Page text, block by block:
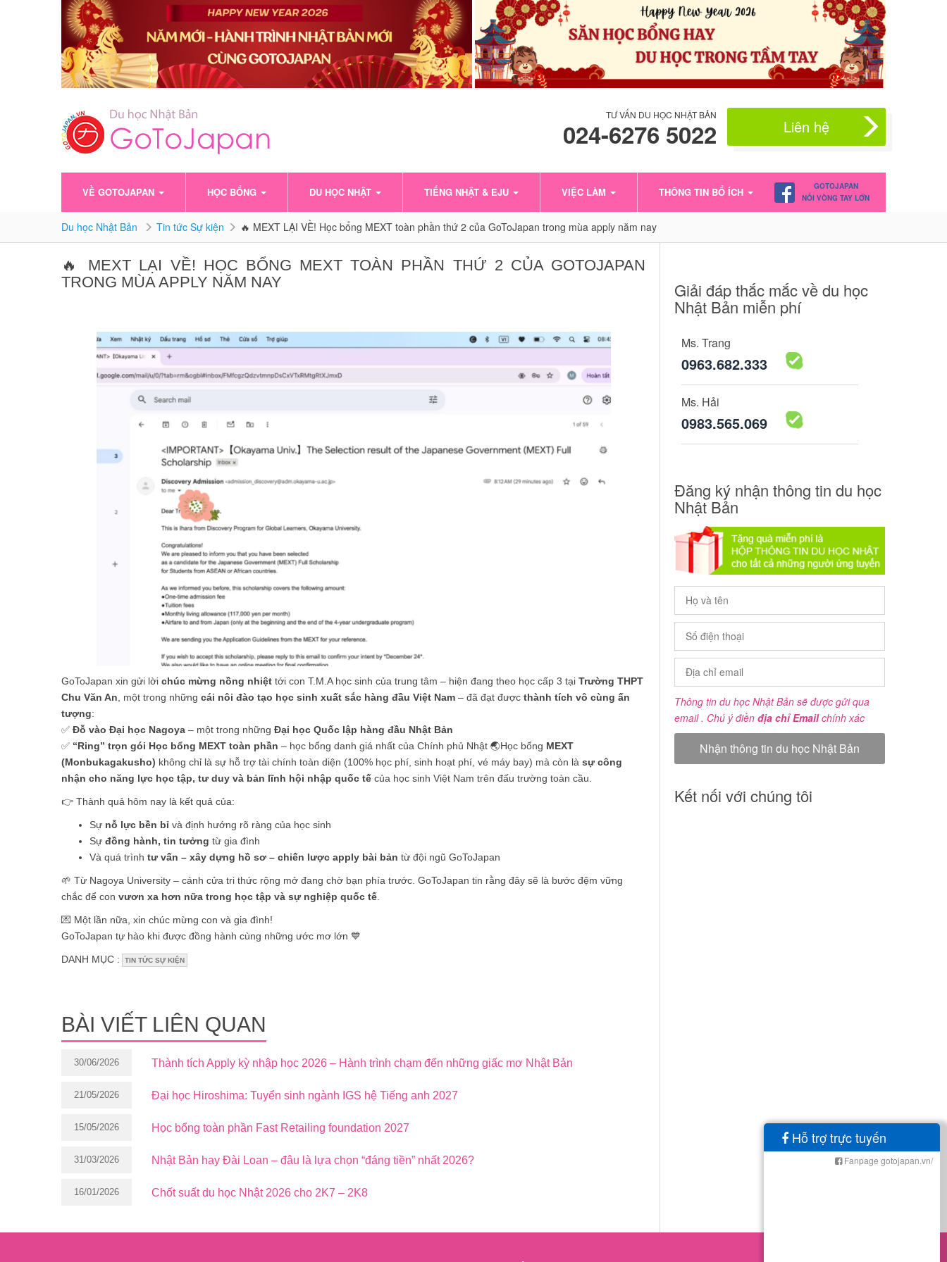
TƯ VẤN DU HỌC NHẬT BẢN
024-6276 5022 Liên hệ
VỀ GOTOJAPAN HỌC BỔNG DU HỌC NHẬT TIẾNG NHẬT & EJU VIỆC LÀM THÔNG TIN BỔ ÍCH
GOTOJAPAN
NỐI VÒNG TAY LỚN
Du học Nhật Bản Tin tức Sự kiện 🔥 MEXT LẠI VỀ! Học bổng MEXT toàn phần thứ 2 của GoToJapan trong mùa apply năm nay
🔥 MEXT LẠI VỀ! HỌC BỔNG MEXT TOÀN PHẦN THỨ 2 CỦA GOTOJAPAN
TRONG MÙA APPLY NĂM NAY
GoToJapan xin gửi lời chúc mừng nồng nhiệt tới con T.M.A học sinh của trung tâm – hiện đang theo học cấp 3 tại Trường THPT
Chu Văn An , một trong những cái nôi đào tạo học sinh xuất sắc hàng đầu Việt Nam – đã đạt được thành tích vô cùng ấn
tượng:
✅ Đỗ vào Đại học Nagoya – một trong những Đại học Quốc lập hàng đầu Nhật Bản
✅ “Ring” trọn gói Học bổng MEXT toàn phần – học bổng danh giá nhất của Chính phủ Nhật 🌏Học bổng MEXT
(Monbukagakusho) không chỉ là sự hỗ trợ tài chính toàn diện (100% học phí, sinh hoạt phí, vé máy bay) mà còn là sự công
nhận cho năng lực học tập, tư duy và bản lĩnh hội nhập quốc tế của học sinh Việt Nam trên đấu trường toàn cầu.
👉 Thành quả hôm nay là kết quả của:
Sự nỗ lực bền bỉ và định hướng rõ ràng của học sinh
Sự đồng hành, tin tưởng từ gia đình
Và quá trình tư vấn – xây dựng hồ sơ – chiến lược apply bài bản từ đội ngũ GoToJapan
🌱 Từ Nagoya University – cánh cửa tri thức rộng mở đang chờ bạn phía trước. GoToJapan tin rằng đây sẽ là bước đệm vững
chắc để con vươn xa hơn nữa trong học tập và sự nghiệp quốc tế
💌 Một lần nữa, xin chúc mừng con và gia đình!
GoToJapan tự hào khi được đồng hành cùng những ước mơ lớn 💙
DANH MỤC : TIN TỨC SỰ KIỆN
BÀI VIẾT LIÊN QUAN
30/06/2026 Thành tích Apply kỳ nhập học 2026 – Hành trình chạm đến những giấc mơ Nhật Bản
21/05/2026 Đại học Hiroshima: Tuyển sinh ngành IGS hệ Tiếng anh 2027
15/05/2026 Học bổng toàn phần Fast Retailing foundation 2027
31/03/2026 Nhật Bản hay Đài Loan – đâu là lựa chọn “đáng tiền” nhất 2026?
16/01/2026 Chốt suất du học Nhật 2026 cho 2K7 – 2K8
Giải đáp thắc mắc về du học
Nhật Bản miễn phí
Ms. Trang
0963.682.333
Ms. Hải
0983.565.069
Đăng ký nhận thông tin du học
Nhật Bản
Thông tin du học Nhật Bản sẽ được gửi qua
email . Chú ý điền địa chỉ Emailchính xác
Kết nối với chúng tôi
Hỗ trợ trực tuyến
Fanpage gotojapan.vn/